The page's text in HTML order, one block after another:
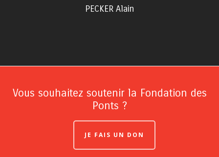
PECKER Alain
Vous souhaitez soutenir la Fondation des
Ponts ?
JE FAIS UN DON